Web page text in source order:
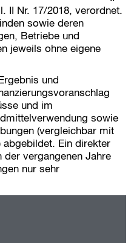
II Nr. 17/2018, verordnet.
sowie deren
Betriebe und
jeweils ohne eigene
und
und im
sowie
(vergleichbar mit
abgebildet. Ein direkter
der vergangenen Jahre
nur sehr